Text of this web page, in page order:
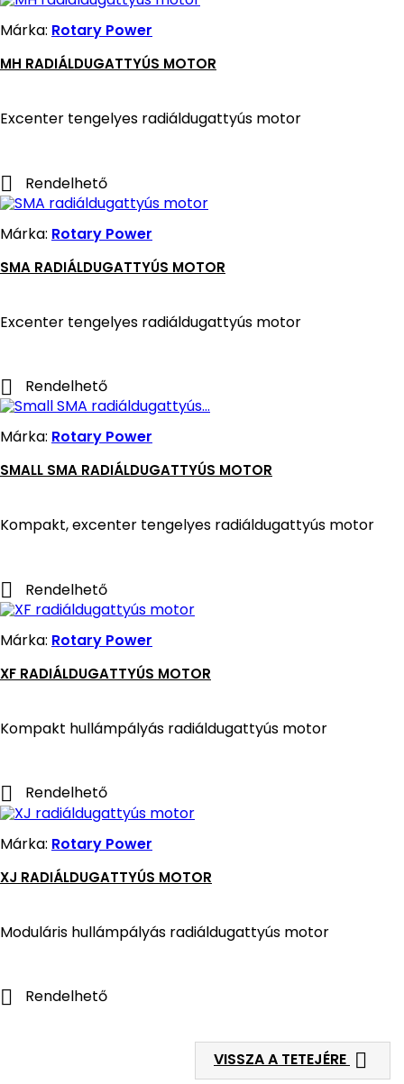
Márka: Rotary Power
MH RADIÁLDUGATTYÚS MOTOR
Excenter tengelyes radiáldugattyús motor
 Rendelhető
Márka: Rotary Power
SMA RADIÁLDUGATTYÚS MOTOR
Excenter tengelyes radiáldugattyús motor
 Rendelhető
Márka: Rotary Power
SMALL SMA RADIÁLDUGATTYÚS MOTOR
Kompakt, excenter tengelyes radiáldugattyús motor
 Rendelhető
Márka: Rotary Power
XF RADIÁLDUGATTYÚS MOTOR
Kompakt hullámpályás radiáldugattyús motor
 Rendelhető
Márka: Rotary Power
XJ RADIÁLDUGATTYÚS MOTOR
Moduláris hullámpályás radiáldugattyús motor
 Rendelhető
VISSZA A TETEJÉRE 